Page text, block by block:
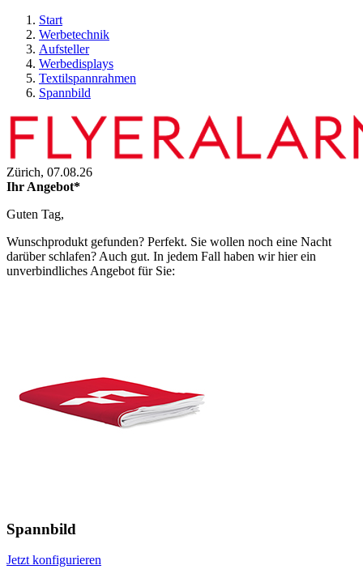
Start
Werbetechnik
Aufsteller
Werbedisplays
Textilspannrahmen
Spannbild
Zürich, 07.08.26
Ihr Angebot*
Guten Tag,
Wunschprodukt gefunden? Perfekt. Sie wollen noch eine Nacht
darüber schlafen? Auch gut. In jedem Fall haben wir hier ein
unverbindliches Angebot für Sie:
Spannbild
Jetzt konfigurieren